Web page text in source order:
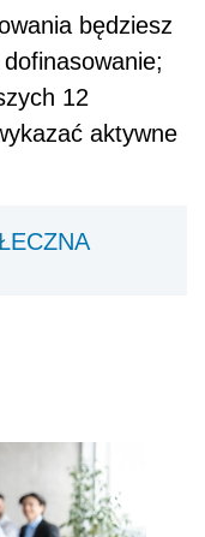
będziesz
12
aktywne